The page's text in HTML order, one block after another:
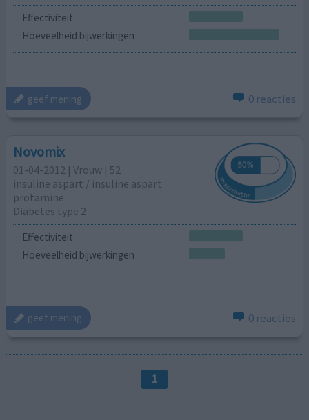
Effectiviteit
Hoeveelheid bijwerkingen
geef mening 0 reacties
Novomix
01-04-2012 | Vrouw | 52
insuline aspart / insuline aspart
protamine
Diabetes type 2
Effectiviteit
Hoeveelheid bijwerkingen
geef mening 0 reacties
1